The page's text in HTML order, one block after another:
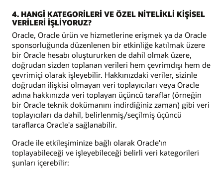
4. HANGİ KATEGORİLERİ VE ÖZEL NİTELİKLİ KİŞİSEL
VERİLERİ İŞLİYORUZ?
Oracle, Oracle ürün ve hizmetlerine erişmek ya da Oracle
sponsorluğunda düzenlenen bir etkinliğe katılmak üzere
bir Oracle hesabı oluştururken de dahil olmak üzere,
doğrudan sizden toplanan verileri hem çevrimdışı hem de
çevrimiçi olarak işleyebilir. Hakkınızdaki veriler, sizinle
doğrudan ilişkisi olmayan veri toplayıcıları veya Oracle
adına hakkınızda veri toplayan üçüncü taraflar (örneğin
bir Oracle teknik dokümanını indirdiğiniz zaman) gibi veri
toplayıcıları da dahil, belirlenmiş/seçilmiş üçüncü
taraflarca Oracle'a sağlanabilir.
Oracle ile etkileşiminize bağlı olarak Oracle'ın
toplayabileceği ve işleyebileceği belirli veri kategorileri
şunları içerebilir: